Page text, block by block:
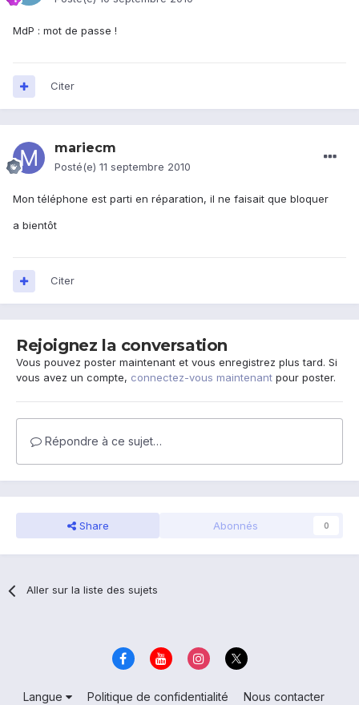
MdP : mot de passe !
Citer
mariecm
Posté(e) 11 septembre 2010
Mon téléphone est parti en réparation, il ne faisait que bloquer
a bientôt
Citer
Rejoignez la conversation
Vous pouvez poster maintenant et vous enregistrez plus tard. Si
vous avez un compte, connectez-vous maintenant pour poster.
Répondre à ce sujet…
Share Abonnés 0
Aller sur la liste des sujets
Langue Politique de confidentialité Nous contacter